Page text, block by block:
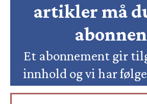
artikler må
Et abonnement gir
innhold og vi har